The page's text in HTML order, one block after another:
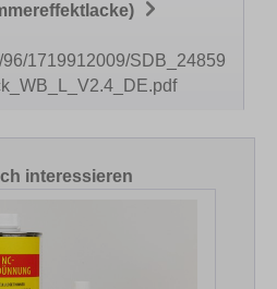
1719912009/SDB_24859
interessieren